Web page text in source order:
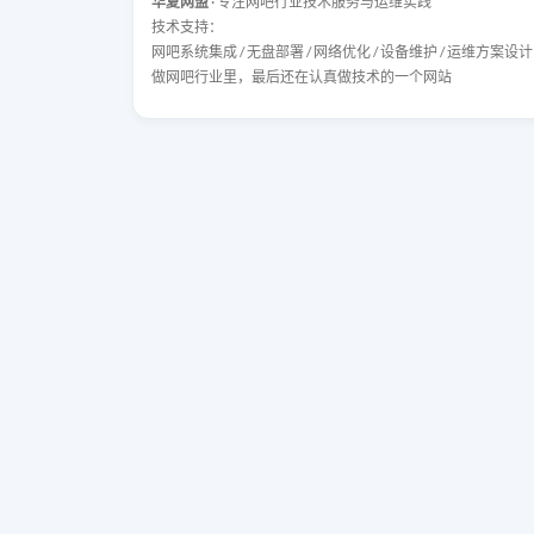
技术支持：
网吧系统集成 / 无盘部署 / 网络优化 / 设备维护 / 运维方案设
做网吧行业里，最后还在认真做技术的一个网站